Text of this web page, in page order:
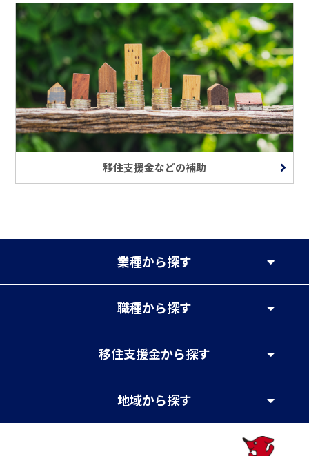
移住支援金などの補助
業種から探す
職種から探す
移住支援金から探す
地域から探す